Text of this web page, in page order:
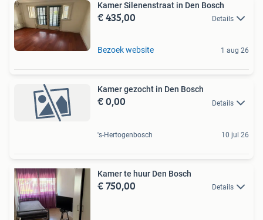
Kamer Silenenstraat in Den Bosch
€ 435,00 Details
Bezoek website 1 aug 26
Kamer gezocht in Den Bosch
€ 0,00 Details
's-Hertogenbosch 10 jul 26
Kamer te huur Den Bosch
€ 750,00 Details